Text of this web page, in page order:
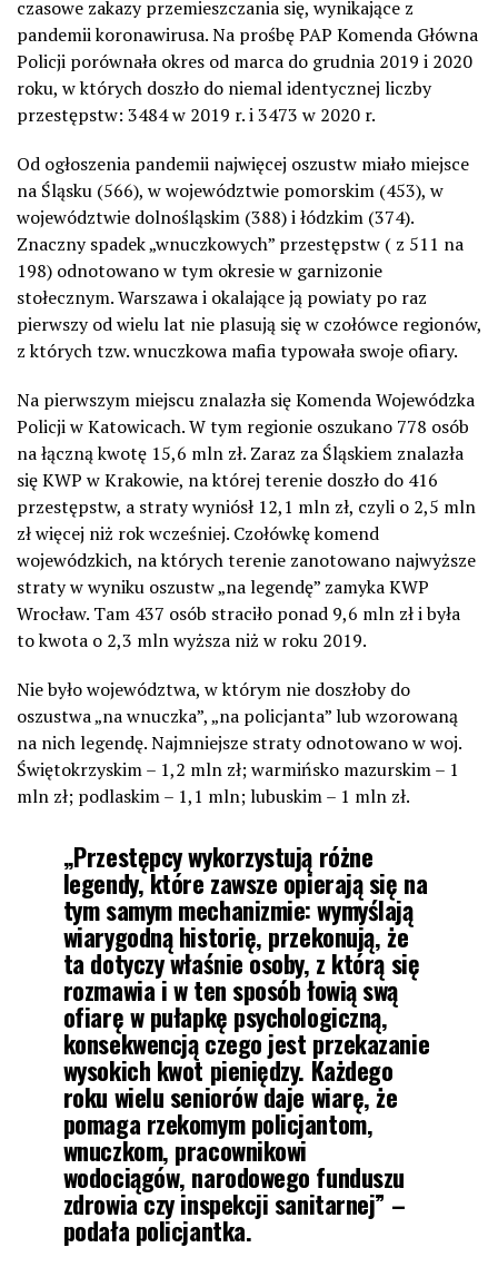
czasowe zakazy przemieszczania się, wynikające z
pandemii koronawirusa. Na prośbę PAP Komenda Główna
Policji porównała okres od marca do grudnia 2019 i 2020
roku, w których doszło do niemal identycznej liczby
przestępstw: 3484 w 2019 r. i 3473 w 2020 r.
Od ogłoszenia pandemii najwięcej oszustw miało miejsce
na Śląsku (566), w województwie pomorskim (453), w
województwie dolnośląskim (388) i łódzkim (374).
Znaczny spadek „wnuczkowych” przestępstw ( z 511 na
198) odnotowano w tym okresie w garnizonie
stołecznym. Warszawa i okalające ją powiaty po raz
pierwszy od wielu lat nie plasują się w czołówce regionów,
z których tzw. wnuczkowa mafia typowała swoje ofiary.
Na pierwszym miejscu znalazła się Komenda Wojewódzka
Policji w Katowicach. W tym regionie oszukano 778 osób
na łączną kwotę 15,6 mln zł. Zaraz za Śląskiem znalazła
się KWP w Krakowie, na której terenie doszło do 416
przestępstw, a straty wyniósł 12,1 mln zł, czyli o 2,5 mln
zł więcej niż rok wcześniej. Czołówkę komend
wojewódzkich, na których terenie zanotowano najwyższe
straty w wyniku oszustw „na legendę” zamyka KWP
Wrocław. Tam 437 osób straciło ponad 9,6 mln zł i była
to kwota o 2,3 mln wyższa niż w roku 2019.
Nie było województwa, w którym nie doszłoby do
oszustwa „na wnuczka”, „na policjanta” lub wzorowaną
na nich legendę. Najmniejsze straty odnotowano w woj.
Świętokrzyskim – 1,2 mln zł; warmińsko mazurskim – 1
mln zł; podlaskim – 1,1 mln; lubuskim – 1 mln zł.
„Przestępcy wykorzystują różne
legendy, które zawsze opierają się na
tym samym mechanizmie: wymyślają
wiarygodną historię, przekonują, że
ta dotyczy właśnie osoby, z którą się
rozmawia i w ten sposób łowią swą
ofiarę w pułapkę psychologiczną,
konsekwencją czego jest przekazanie
wysokich kwot pieniędzy. Każdego
roku wielu seniorów daje wiarę, że
pomaga rzekomym policjantom,
wnuczkom, pracownikowi
wodociągów, narodowego funduszu
zdrowia czy inspekcji sanitarnej” –
podała policjantka.